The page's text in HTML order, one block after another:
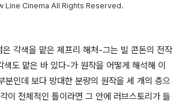
Line Cinema All Rights Reserved.
은 각색을 맡은 제프리 해처-그는 빌 콘돈의 전작
도 맡은 바 있다-가 원작을 어떻게 해석해 이
분인데 보다 방대한 분량의 원작을 세 개의 층으
이 전체적인 틀이라면 그 안에 러브스토리가 들